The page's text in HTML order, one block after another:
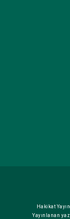
Hakikat
Yayınlanan